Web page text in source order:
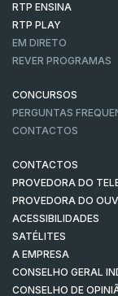
RTP ENSINA
RTP PLAY
EM DIRETO
REVER PROGRAMAS
CONCURSOS
PERGUNTAS
CONTACTOS
CONTACTOS
PROVEDORA DO
PROVEDORA DO
ACESSIBILIDADES
SATÉLITES
A EMPRESA
CONSELHO GERAL
CONSELHO DE